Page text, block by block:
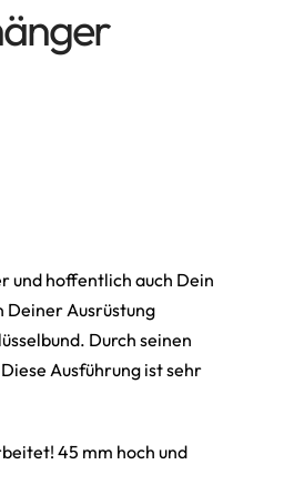
und hoffentlich auch Dein
Deiner Ausrüstung
Durch seinen
Ausführung ist sehr
45 mm hoch und